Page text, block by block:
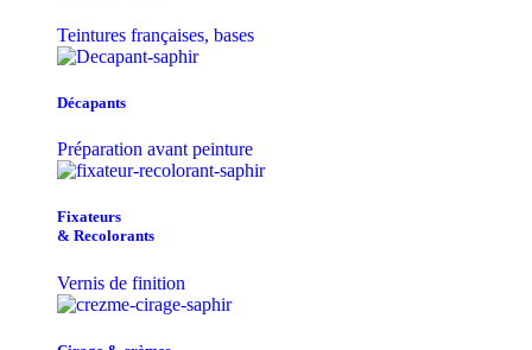
Teintures françaises, bases
Décapants
Préparation avant peinture
Fixateurs
& Recolorants
Vernis de finition